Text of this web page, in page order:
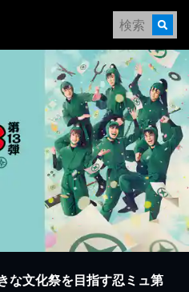
な文化祭を目指す忍ミュ第